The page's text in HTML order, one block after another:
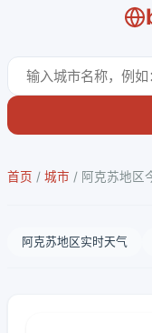
首页 / 城市 / 阿克苏地区
阿克苏地区实时天气